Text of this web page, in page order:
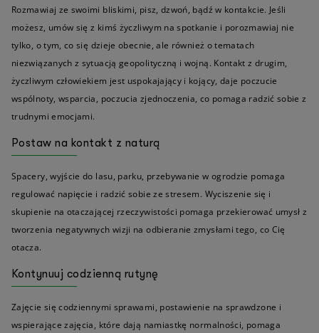
Rozmawiaj ze swoimi bliskimi, pisz, dzwoń, bądź w kontakcie. Jeśli
możesz, umów się z kimś życzliwym na spotkanie i porozmawiaj nie
tylko, o tym, co się dzieje obecnie, ale również o tematach
niezwiązanych z sytuacją geopolityczną i wojną. Kontakt z drugim,
życzliwym człowiekiem jest uspokajający i kojący, daje poczucie
wspólnoty, wsparcia, poczucia zjednoczenia, co pomaga radzić sobie z
trudnymi emocjami.
Postaw na kontakt z naturą
Spacery, wyjście do lasu, parku, przebywanie w ogrodzie pomaga
regulować napięcie i radzić sobie ze stresem. Wyciszenie się i
skupienie na otaczającej rzeczywistości pomaga przekierować umysł z
tworzenia negatywnych wizji na odbieranie zmysłami tego, co Cię
otacza.
Kontynuuj codzienną rutynę
Zajęcie się codziennymi sprawami, postawienie na sprawdzone i
wspierające zajęcia, które dają namiastkę normalności, pomaga